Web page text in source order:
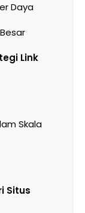
Daya
Link
Skala
Situs